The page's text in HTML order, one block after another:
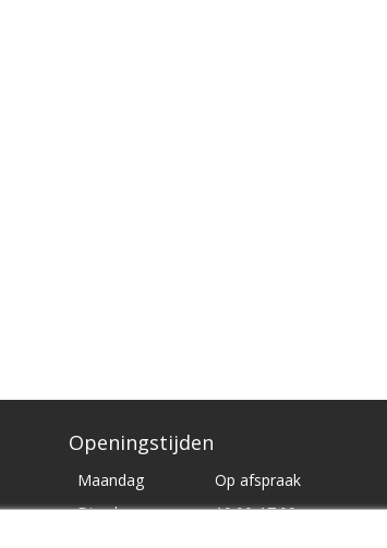
Openingstijden
Maandag
Op afspraak
Dinsdag
10:00-17:00